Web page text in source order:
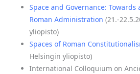
Space and Governance:
Roman Administration (21.-
yliopisto)
Spaces of Roman
Helsingin yliopisto)
International Colloquium on